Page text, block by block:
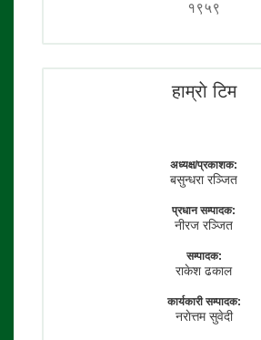
१९५९
हाम्राे टिम
अध्यक्ष/प्रकाशक:
बसुन्धरा रञ्जित
प्रधान सम्पादक:
नीरज रञ्जित
सम्पादक:
राकेश ढकाल
कार्यकारी सम्पादक:
नराेत्तम सुवेदी